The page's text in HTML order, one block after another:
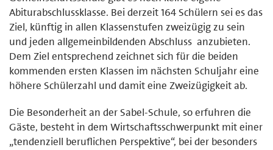
Abiturabschlussklasse. Bei derzeit 164 Schülern sei es das
Ziel, künftig in allen Klassenstufen zweizügig zu sein
und jeden allgemeinbildenden Abschluss anzubieten.
Dem Ziel entsprechend zeichnet sich für die beiden
kommenden ersten Klassen im nächsten Schuljahr eine
höhere Schülerzahl und damit eine Zweizügigkeit ab.
Die Besonderheit an der Sabel-Schule, so erfuhren die
Gäste, besteht in dem Wirtschaftsschwerpunkt mit einer
„tendenziell beruflichen Perspektive“, bei der besonders